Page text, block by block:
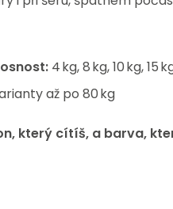
4 kg, 8 kg, 10 kg, 15
až po 80 kg
který cítíš, a barva,